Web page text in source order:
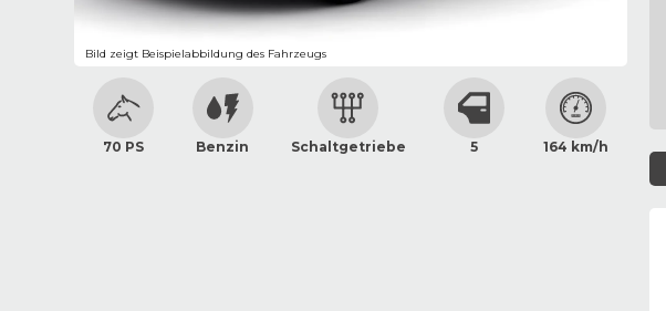
Bild zeigt Beispielabbildung des Fahrzeugs
70 PS Benzin Schaltgetriebe 5 164 km/h